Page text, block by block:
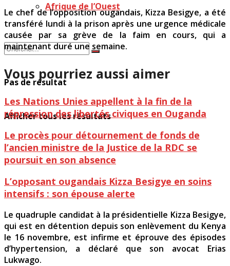
Afrique de l’Ouest
Pas de résultat
Afficher tous les résultats
Le chef de l’opposition ougandais, Kizza Besigye, a été
transféré lundi à la prison après une urgence médicale
causée par sa grève de la faim en cours, qui a
maintenant duré une semaine.
Vous pourriez aussi aimer
Les Nations Unies appellent à la fin de la
répression des libertés civiques en Ouganda
Le procès pour détournement de fonds de
l’ancien ministre de la Justice de la RDC se
poursuit en son absence
L’opposant ougandais Kizza Besigye en soins
intensifs : son épouse alerte
Le quadruple candidat à la présidentielle Kizza Besigye,
qui est en détention depuis son enlèvement du Kenya
le 16 novembre, est infirme et éprouve des épisodes
d’hypertension, a déclaré que son avocat Erias
Lukwago.